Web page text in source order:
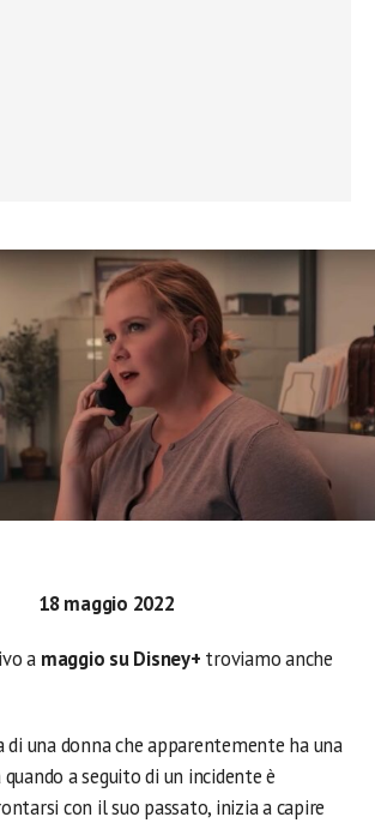
18 maggio 2022
a maggio su Disney+ troviamo anche
di una donna che apparentemente ha una
a seguito di un incidente è
con il suo passato, inizia a capire